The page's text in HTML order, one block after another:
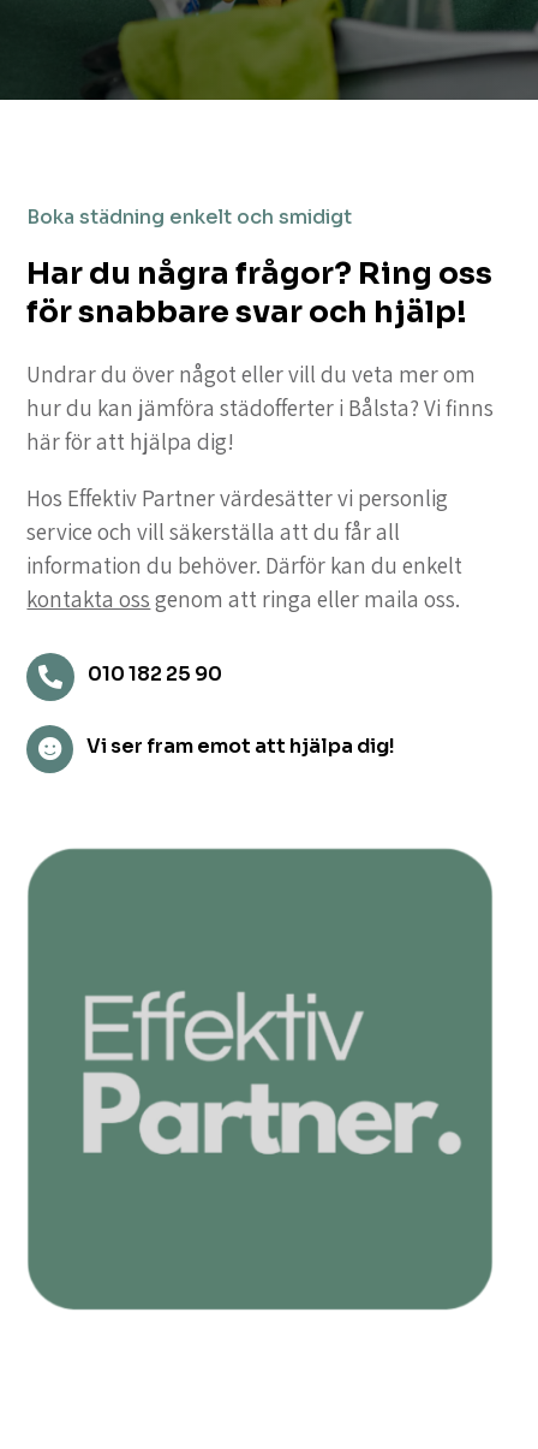
Boka städning enkelt och smidigt
Har du några frågor? Ring oss
för snabbare svar och hjälp!
Undrar du över något eller vill du veta mer om
hur du kan jämföra städofferter i Bålsta? Vi finns
här för att hjälpa dig!
Hos Effektiv Partner värdesätter vi personlig
service och vill säkerställa att du får all
information du behöver. Därför kan du enkelt
kontakta oss genom att ringa eller maila oss.
 010 182 25 90
 Vi ser fram emot att hjälpa dig!